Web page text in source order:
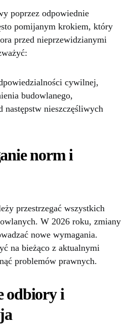
poprzez odpowiednie
pomijanym krokiem, który
przed nieprzewidzianymi
cywilnej,
budowlanego,
następstw nieszczęśliwych
norm i
przestrzegać wszystkich
W 2026 roku, zmiany
nowe wymagania.
na bieżąco z aktualnymi
problemów prawnych.
odbiory i